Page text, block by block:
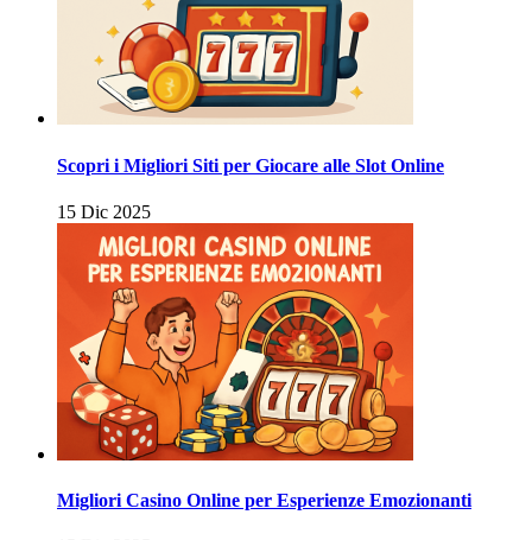
Scopri i Migliori Siti per Giocare alle Slot Online
15 Dic 2025
Migliori Casino Online per Esperienze Emozionanti